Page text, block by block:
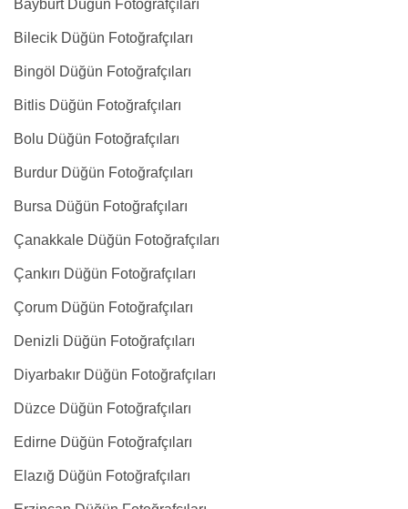
Bayburt Düğün Fotoğrafçıları
Bilecik Düğün Fotoğrafçıları
Bingöl Düğün Fotoğrafçıları
Bitlis Düğün Fotoğrafçıları
Bolu Düğün Fotoğrafçıları
Burdur Düğün Fotoğrafçıları
Bursa Düğün Fotoğrafçıları
Çanakkale Düğün Fotoğrafçıları
Çankırı Düğün Fotoğrafçıları
Çorum Düğün Fotoğrafçıları
Denizli Düğün Fotoğrafçıları
Diyarbakır Düğün Fotoğrafçıları
Düzce Düğün Fotoğrafçıları
Edirne Düğün Fotoğrafçıları
Elazığ Düğün Fotoğrafçıları